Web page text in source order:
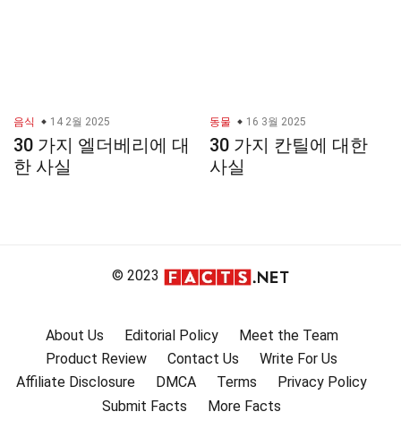
음식 14 2월 2025
30 가지 엘더베리에 대
한 사실
동물 16 3월 2025
30 가지 칸틸에 대한
사실
© 2023
About Us Editorial Policy
Meet the Team
Product Review
Contact Us
Write For Us
Affiliate Disclosure
DMCA Terms
Privacy Policy
Submit Facts
More Facts